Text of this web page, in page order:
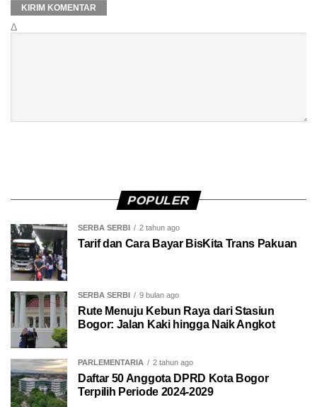
Δ
POPULER
SERBA SERBI 2 tahun ago
Tarif dan Cara Bayar BisKita Trans Pakuan
SERBA SERBI 9 bulan ago
Rute Menuju Kebun Raya dari Stasiun
Bogor: Jalan Kaki hingga Naik Angkot
PARLEMENTARIA 2 tahun ago
Daftar 50 Anggota DPRD Kota Bogor
Terpilih Periode 2024-2029